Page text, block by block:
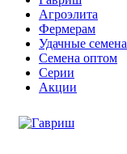
Агроэлита
Фермерам
Удачные семена
Семена оптом
Серии
Акции